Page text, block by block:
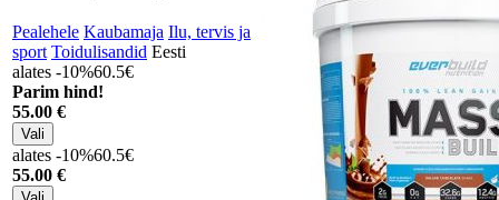
Pealehele Kaubamaja Ilu, tervis ja
sport Toidulisandid Eesti
alates -10%60.5€
Parim hind!
55.00 €
alates -10%60.5€
55.00 €